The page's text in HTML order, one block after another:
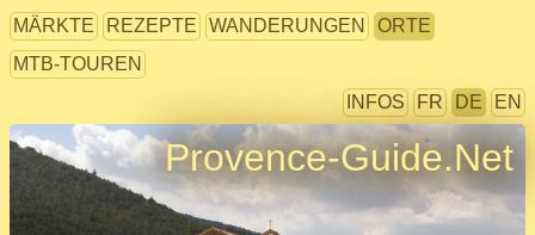
MÄRKTE REZEPTE WANDERUNGEN
ORTE
MTB-TOUREN
INFOS
FR DE EN
Provence-Guide.Net